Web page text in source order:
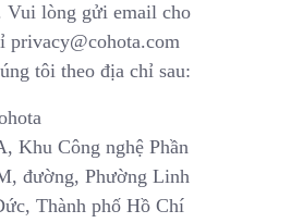
Vui lòng gửi email cho
privacy@cohota.com
tôi theo địa chỉ sau:
Khu Công nghệ Phần
đường, Phường Linh
Thành phố Hồ Chí